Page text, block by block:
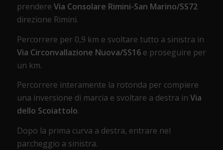
prendere Via Consolare Rimini-San Marino/SS72
direzione Rimini.
Percorrere per 0,9 km e svoltare tutto a sinistra in
Via Circonvallazione Nuova/SS16e proseguire per
un km.
Percorrere interamente la rotonda per compiere
una inversione di marcia e svoltare a destra in Via
dello Scoiattolo.
Dopo la prima curva a destra, entrare nel
parcheggio a sinistra.